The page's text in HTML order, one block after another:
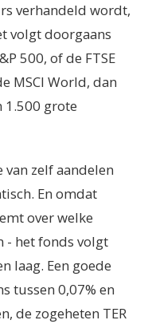
verhandeld wordt,
volgt doorgaans
500, of de FTSE
MSCI World, dan
1.500 grote
zelf aandelen
En omdat
over welke
- het fonds volgt
laag. Een goede
tussen 0,07% en
de zogeheten TER